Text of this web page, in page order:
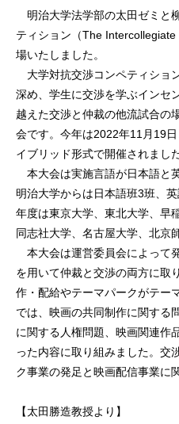
明治大学法学部の太田ゼミと
ティション（The
場いたしました。
大学対抗交渉コンペティショ
深め、学生に交渉を学ぶインセ
越えた交渉と仲裁の他流試合の
会です。今年は2022年11月19
イブリッド形式で開催されました
本大会は実施言語が日本語と
明治大学からは日本語班3班、
年度は東京大学、東北大学、早
同志社大学、名古屋大学、北京
本大会は運営委員会によって
を用いて仲裁と交渉の両方に取
作・配給やテーマパークがテー
では、映画の共同制作に関する
に関する人権問題、映画関連作
った内容に取り組みました。交
ク事業の発足と映画配信事業に
【太田勝造教授より】